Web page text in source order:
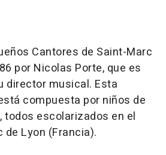
Cantores de Saint-Marc
por Nicolas Porte, que es
director musical. Esta
compuesta por niños de
todos escolarizados en el
de Lyon (Francia).